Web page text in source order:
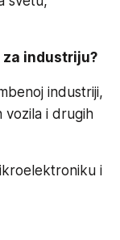
industriju?
industriji,
vozila i drugih
i